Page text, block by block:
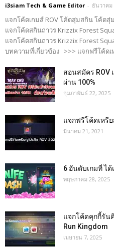
i3siam Tech & Game Editor - ธันวาคม
แจกโค้ดเกมส์ ROV โค้ดสุ่มสกิน โค้ด
แจกโค้ดสกินถาวร Krizzix Forest
แจกโค้ดสกินถาวร Krizzix Forest
บทความที่เกี่ยวข้อง >>> แจกฟรีโค้ดเ
สอนสมัคร ROV
ผ่าน 100%
กุมภาพันธ์ 22, 2025
แจกฟรีโค้ดเหรี
มีนาคม 21, 2021
6 อันดับเกมที่ ได้
พฤษภาคม 28, 2025
แจกโค้ดคุกกี้รัน
Run Kingdom
เมษายน 7, 2025